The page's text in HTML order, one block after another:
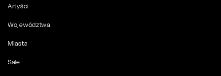
Artyści
Województwa
Miasta
Sale